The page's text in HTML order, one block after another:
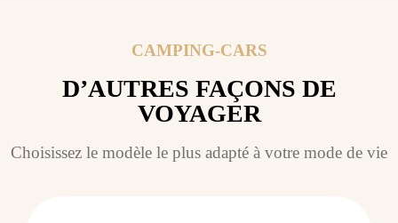
CAMPING-CARS
D’AUTRES FAÇONS DE
VOYAGER
Choisissez le modèle le plus adapté à votre mode de vie